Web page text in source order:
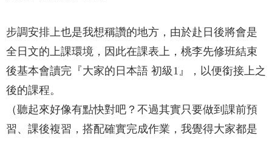
步調安排上也是我想稱讚的地方，由於赴日後將會是
全日文的上課環境，因此在課表上，桃李先修班結束
後基本會讀完『大家的日本語 初級1』，以便銜接上之
後的課程。
（聽起來好像有點快對吧？不過其實只要做到課前預
習、課後複習，搭配確實完成作業，我覺得大家都是